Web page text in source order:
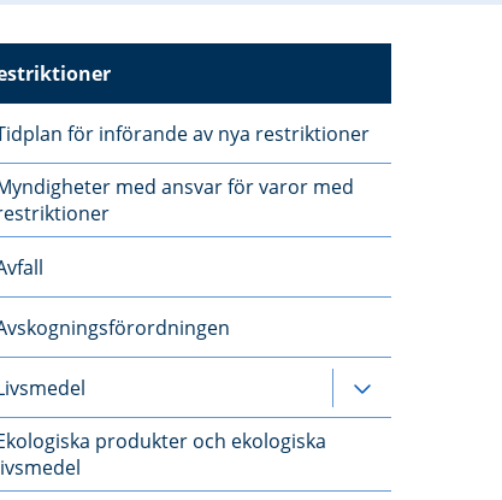
för införande av nya restriktioner
med ansvar för varor med
produkter och ekologiska